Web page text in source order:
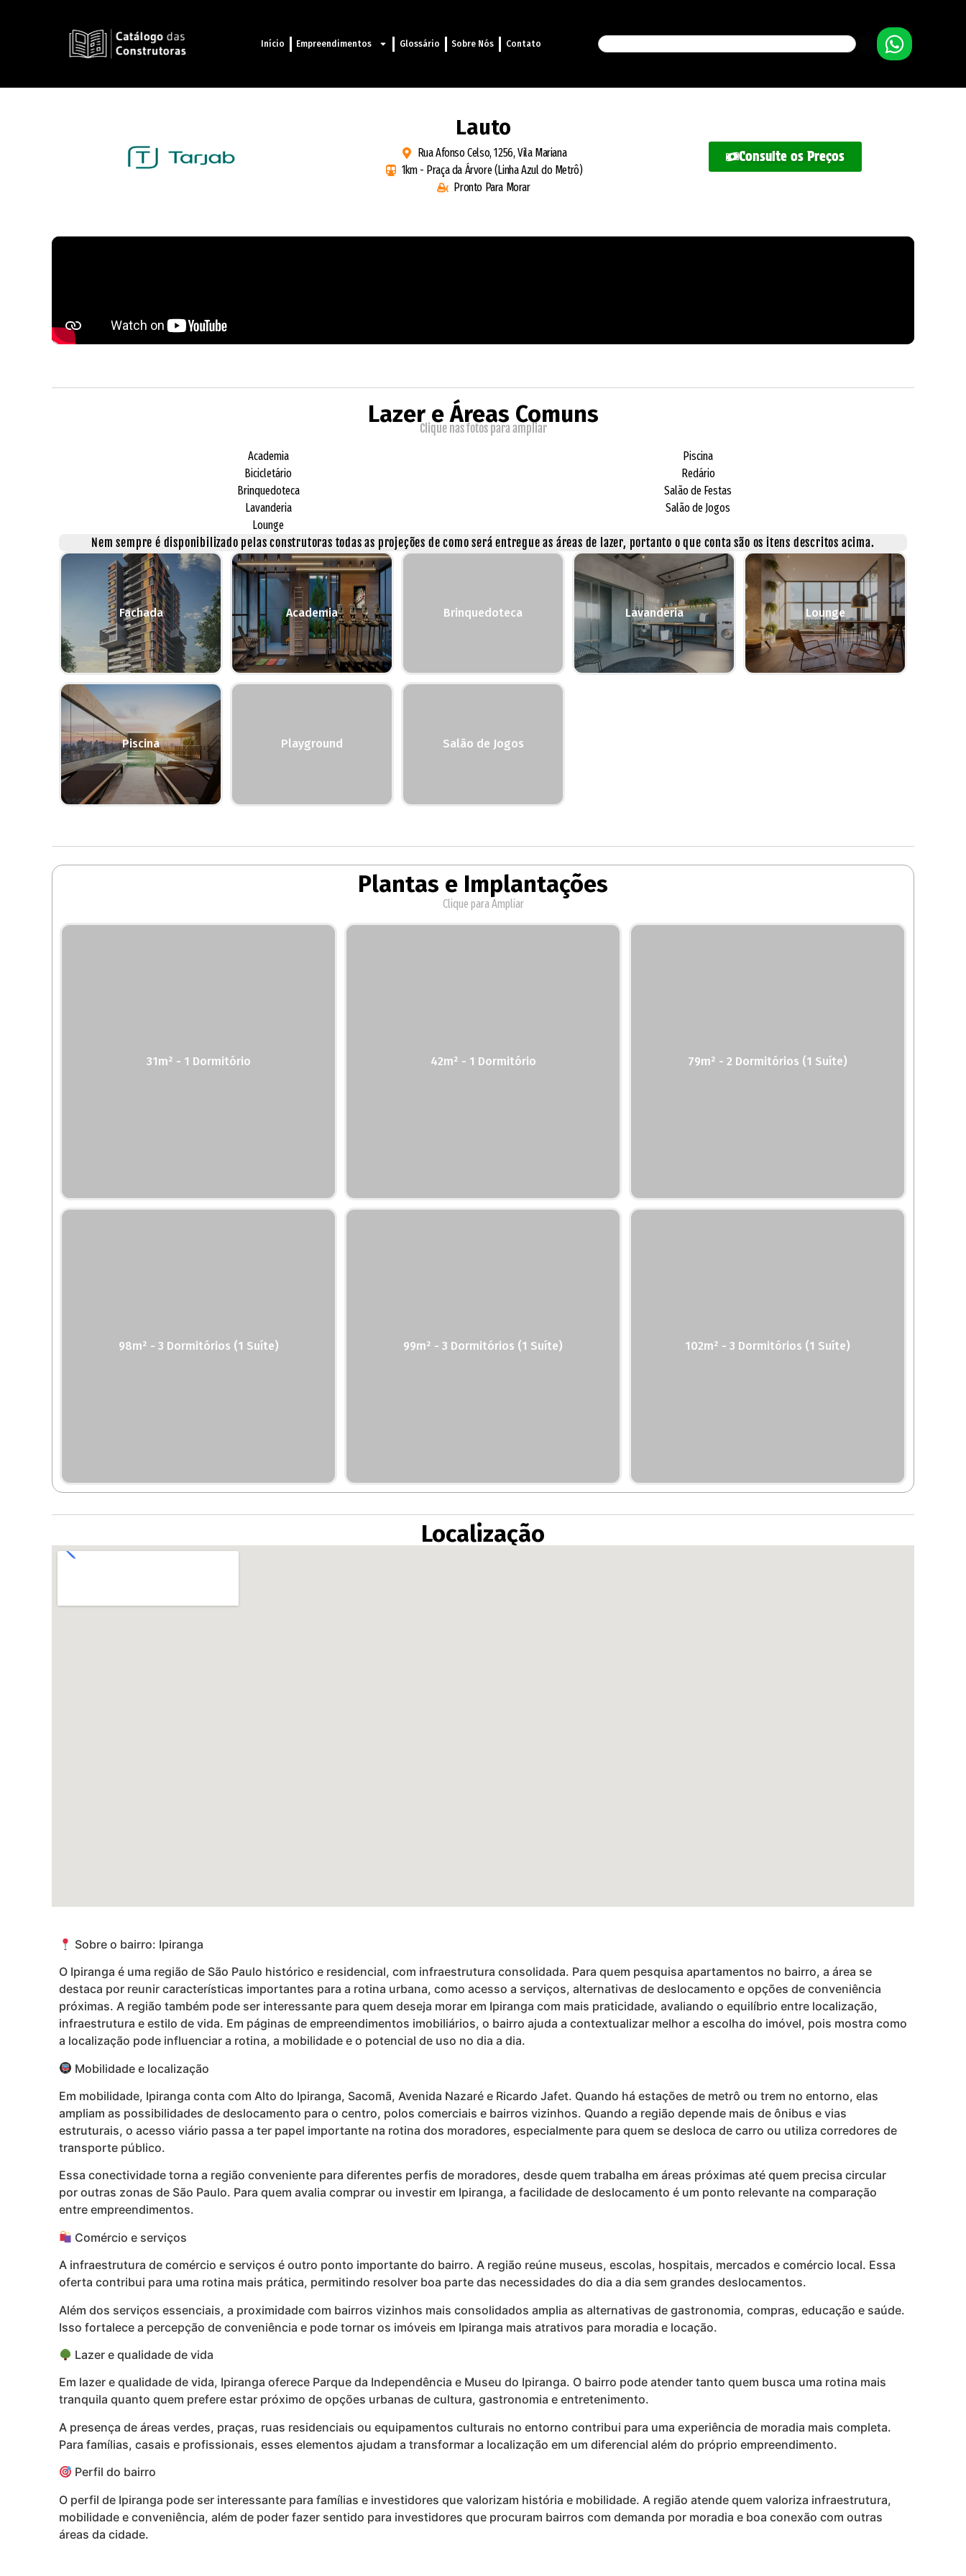
Início Empreendimentos Glossário Sobre Nós Contato
Lauto
Rua Afonso Celso, 1256, Vila Mariana
1km - Praça da Árvore (Linha Azul do Metrô)
Pronto Para Morar
Consulte os Preços
Lazer e Áreas Comuns
Clique nas fotos para ampliar
Academia
Bicicletário
Brinquedoteca
Lavanderia
Lounge
Piscina
Redário
Salão de Festas
Salão de Jogos
Nem sempre é disponibilizado pelas construtoras todas as projeções de como será entregue as áreas de lazer, portanto o que conta são os itens descritos acima.
Fachada Academia Brinquedoteca Lavanderia Lounge
Piscina Playground Salão de Jogos
Plantas e Implantações
Clique para Ampliar
31m² - 1 Dormitório 42m² - 1 Dormitório 79m² - 2 Dormitórios (1 Suíte)
98m² - 3 Dormitórios (1 Suíte) 99m² - 3 Dormitórios (1 Suíte) 102m² - 3 Dormitórios (1 Suíte)
Localização
Sobre o bairro: Ipiranga
O Ipiranga é uma região de São Paulo histórico e residencial, com infraestrutura consolidada. Para quem pesquisa apartamentos no bairro, a área se
destaca por reunir características importantes para a rotina urbana, como acesso a serviços, alternativas de deslocamento e opções de conveniência
próximas. A região também pode ser interessante para quem deseja morar em Ipiranga com mais praticidade, avaliando o equilíbrio entre localização,
infraestrutura e estilo de vida. Em páginas de empreendimentos imobiliários, o bairro ajuda a contextualizar melhor a escolha do imóvel, pois mostra como
a localização pode influenciar a rotina, a mobilidade e o potencial de uso no dia a dia.
Mobilidade e localização
Em mobilidade, Ipiranga conta com Alto do Ipiranga, Sacomã, Avenida Nazaré e Ricardo Jafet. Quando há estações de metrô ou trem no entorno, elas
ampliam as possibilidades de deslocamento para o centro, polos comerciais e bairros vizinhos. Quando a região depende mais de ônibus e vias
estruturais, o acesso viário passa a ter papel importante na rotina dos moradores, especialmente para quem se desloca de carro ou utiliza corredores de
transporte público.
Essa conectividade torna a região conveniente para diferentes perfis de moradores, desde quem trabalha em áreas próximas até quem precisa circular
por outras zonas de São Paulo. Para quem avalia comprar ou investir em Ipiranga, a facilidade de deslocamento é um ponto relevante na comparação
entre empreendimentos.
Comércio e serviços
A infraestrutura de comércio e serviços é outro ponto importante do bairro. A região reúne museus, escolas, hospitais, mercados e comércio local. Essa
oferta contribui para uma rotina mais prática, permitindo resolver boa parte das necessidades do dia a dia sem grandes deslocamentos.
Além dos serviços essenciais, a proximidade com bairros vizinhos mais consolidados amplia as alternativas de gastronomia, compras, educação e saúde.
Isso fortalece a percepção de conveniência e pode tornar os imóveis em Ipiranga mais atrativos para moradia e locação.
Lazer e qualidade de vida
Em lazer e qualidade de vida, Ipiranga oferece Parque da Independência e Museu do Ipiranga. O bairro pode atender tanto quem busca uma rotina mais
tranquila quanto quem prefere estar próximo de opções urbanas de cultura, gastronomia e entretenimento.
A presença de áreas verdes, praças, ruas residenciais ou equipamentos culturais no entorno contribui para uma experiência de moradia mais completa.
Para famílias, casais e profissionais, esses elementos ajudam a transformar a localização em um diferencial além do próprio empreendimento.
Perfil do bairro
O perfil de Ipiranga pode ser interessante para famílias e investidores que valorizam história e mobilidade. A região atende quem valoriza infraestrutura,
mobilidade e conveniência, além de poder fazer sentido para investidores que procuram bairros com demanda por moradia e boa conexão com outras
áreas da cidade.